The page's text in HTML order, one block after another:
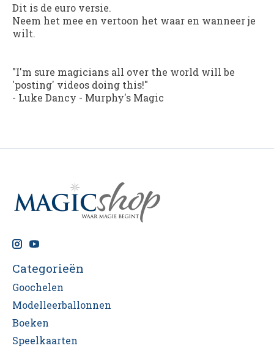
Dit is de euro versie.
Neem het mee en vertoon het waar en wanneer je
wilt.
"I'm sure magicians all over the world will be
'posting' videos doing this!"
- Luke Dancy - Murphy's Magic
Categorieën
Goochelen
Modelleerballonnen
Boeken
Speelkaarten